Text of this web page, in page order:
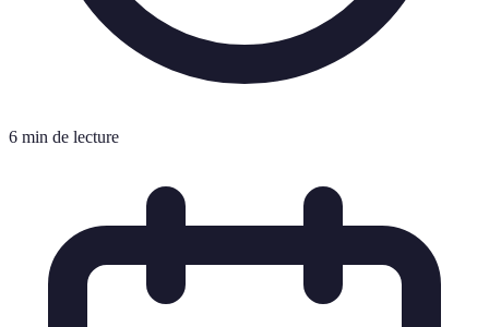
6 min de lecture